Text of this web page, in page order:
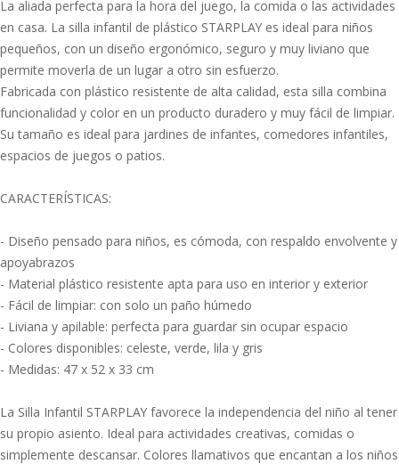
La aliada perfecta para la hora del juego, la comida o las actividades
en casa. La silla infantil de plástico STARPLAY es ideal para niños
pequeños, con un diseño ergonómico, seguro y muy liviano que
permite moverla de un lugar a otro sin esfuerzo.
Fabricada con plástico resistente de alta calidad, esta silla combina
funcionalidad y color en un producto duradero y muy fácil de limpiar.
Su tamaño es ideal para jardines de infantes, comedores infantiles,
espacios de juegos o patios.
CARACTERÍSTICAS:
- Diseño pensado para niños, es cómoda, con respaldo envolvente y
apoyabrazos
- Material plástico resistente apta para uso en interior y exterior
- Fácil de limpiar: con solo un paño húmedo
- Liviana y apilable: perfecta para guardar sin ocupar espacio
- Colores disponibles: celeste, verde, lila y gris
- Medidas: 47 x 52 x 33 cm
La Silla Infantil STARPLAY favorece la independencia del niño al tener
su propio asiento. Ideal para actividades creativas, comidas o
simplemente descansar. Colores llamativos que encantan a los niños